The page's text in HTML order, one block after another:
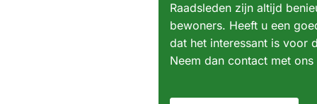
Raadsleden zijn altijd
bewoners. Heeft u een
dat het interessant is voor
Neem dan contact met